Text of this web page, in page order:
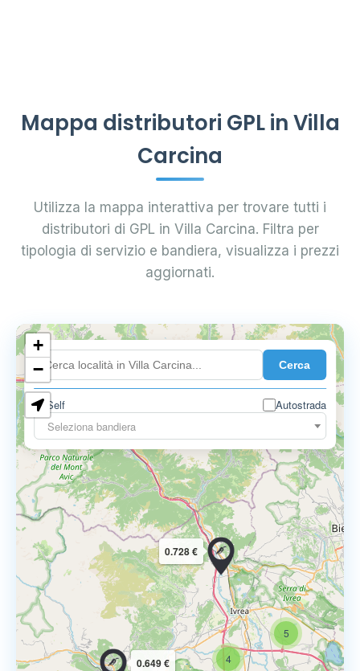
Mappa distributori GPL in Villa
Carcina
Utilizza la mappa interattiva per trovare tutti i
distributori di GPL in Villa Carcina. Filtra per
tipologia di servizio e bandiera, visualizza i prezzi
aggiornati.
Cerca
Self
Autostrada
Seleziona bandiera
4
5
0.649 €
0.728 €
0.899 €
+
−